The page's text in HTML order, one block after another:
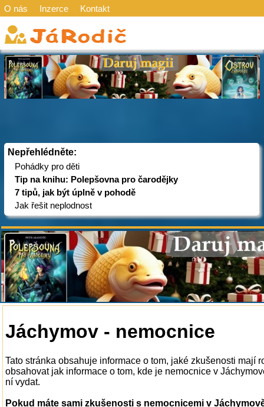
O nás Inzerce Kontakt
Nepřehlédněte:
Pohádky pro děti
Tip na knihu: Polepšovna pro čarodějky
7 tipů, jak být úplně v pohodě
Jak řešit neplodnost
Jáchymov - nemocnice
Tato stránka obsahuje informace o tom, jaké zkušenosti mají
obsahovat jak informace o tom, kde je nemocnice v
ní vydat.
Pokud máte sami zkušenosti s nemocnicemi v